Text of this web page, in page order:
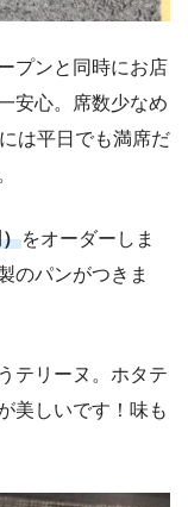
プンと同時にお店
安心。席数少なめ
は平日でも満席だ
をオーダーしま
のパンがつきま
テリーヌ。ホタテ
美しいです！味も